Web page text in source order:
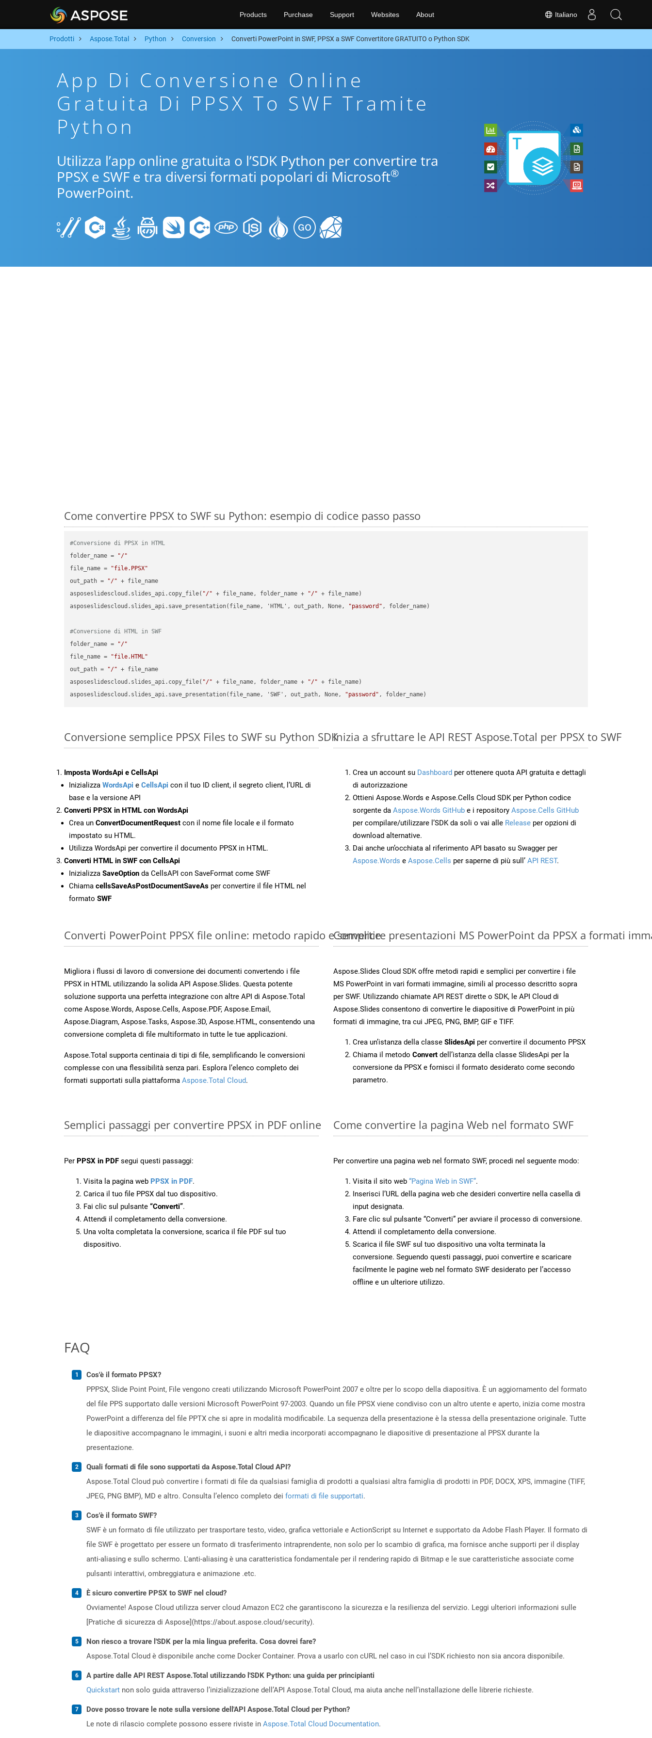
Italiano
Products Purchase Support Websites About
Prodotti Aspose.Total Python Conversion Converti PowerPoint in SWF, PPSX a SWF Convertitore GRATUITO o Python SDK
App Di Conversione Online
Gratuita Di PPSX To SWF Tramite
Python
Utilizza l’app online gratuita o l’SDK Python per convertire tra
PPSX e SWF e tra diversi formati popolari di Microsoft®
PowerPoint.
Come convertire PPSX to SWF su Python: esempio di codice passo passo
#Conversione di PPSX in HTML
folder_name =
"/"
file_name =
"file.PPSX"
out_path =
"/" + file_name
asposeslidescloud.slides_api.copy_file( "/" + file_name, folder_name + "/" + file_name)
asposeslidescloud.slides_api.save_presentation(file_name, 'HTML', out_path, None,
"password" , folder_name)
#Conversione di HTML in SWF
folder_name =
"/"
file_name =
"file.HTML"
out_path =
"/" + file_name
asposeslidescloud.slides_api.copy_file( "/" + file_name, folder_name + "/" + file_name)
asposeslidescloud.slides_api.save_presentation(file_name, 'SWF', out_path, None,
"password"
Conversione semplice PPSX Files to SWF su Python SDK
Imposta WordsApi e CellsApi
Inizializza WordsApi e CellsApi con il tuo ID client, il segreto client, l’URL di
base e la versione API
Converti PPSX in HTML con WordsApi
Crea un ConvertDocumentRequest con il nome file locale e il formato
impostato su HTML.
Utilizza WordsApi per convertire il documento PPSX in HTML.
Converti HTML in SWF con CellsApi
Inizializza SaveOption da CellsAPI con SaveFormat come SWF
Chiama cellsSaveAsPostDocumentSaveAs per convertire il file HTML nel
formato SWF
Inizia a sfruttare le API REST Aspose.Total per PPSX to SWF
Crea un account su Dashboard per ottenere quota API gratuita e dettagli
di autorizzazione
Ottieni Aspose.Words e Aspose.Cells Cloud SDK per Python codice
sorgente da Aspose.Words GitHub e i repository Aspose.Cells GitHub
per compilare/utilizzare l’SDK da soli o vai alle Release per opzioni di
download alternative.
Dai anche un’occhiata al riferimento API basato su Swagger per
Aspose.Words e Aspose.Cells per saperne di più sull’ API REST.
Converti PowerPoint PPSX file online: metodo rapido e semplice
Migliora i flussi di lavoro di conversione dei documenti convertendo i file
PPSX in HTML utilizzando la solida API Aspose.Slides. Questa potente
soluzione supporta una perfetta integrazione con altre API di Aspose.Total
come Aspose.Words, Aspose.Cells, Aspose.PDF, Aspose.Email,
Aspose.Diagram, Aspose.Tasks, Aspose.3D, Aspose.HTML, consentendo una
conversione completa di file multiformato in tutte le tue applicazioni.
Aspose.Total supporta centinaia di tipi di file, semplificando le conversioni
complesse con una flessibilità senza pari. Esplora l’elenco completo dei
formati supportati sulla piattaforma Aspose.Total Cloud.
Convertire presentazioni MS PowerPoint da PPSX a formati
Aspose.Slides Cloud SDK offre metodi rapidi e semplici per convertire i file
MS PowerPoint in vari formati immagine, simili al processo descritto sopra
per SWF. Utilizzando chiamate API REST dirette o SDK, le API Cloud di
Aspose.Slides consentono di convertire le diapositive di PowerPoint in più
formati di immagine, tra cui JPEG, PNG, BMP, GIF e TIFF.
Crea un’istanza della classe SlidesApi per convertire il documento PPSX
Chiama il metodo Convert dell’istanza della classe SlidesApi per la
conversione da PPSX e fornisci il formato desiderato come secondo
parametro.
Semplici passaggi per convertire PPSX in PDF online
Per PPSX in PDF segui questi passaggi:
Visita la pagina web PPSX in PDF.
Carica il tuo file PPSX dal tuo dispositivo.
Fai clic sul pulsante “Converti”.
Attendi il completamento della conversione.
Una volta completata la conversione, scarica il file PDF sul tuo
dispositivo.
Come convertire la pagina Web nel formato SWF
Per convertire una pagina web nel formato SWF, procedi nel seguente modo:
Visita il sito web “Pagina Web in SWF”.
Inserisci l’URL della pagina web che desideri convertire nella casella di
input designata.
Fare clic sul pulsante “Converti” per avviare il processo di conversione.
Attendi il completamento della conversione.
Scarica il file SWF sul tuo dispositivo una volta terminata la
conversione. Seguendo questi passaggi, puoi convertire e scaricare
facilmente le pagine web nel formato SWF desiderato per l’accesso
offline e un ulteriore utilizzo.
FAQ
Cos'è il formato PPSX?
PPPSX, Slide Point Point, File vengono creati utilizzando Microsoft PowerPoint 2007 e oltre per lo scopo della diapositiva. È un aggiornamento del formato
del file PPS supportato dalle versioni Microsoft PowerPoint 97-2003. Quando un file PPSX viene condiviso con un altro utente e aperto, inizia come mostra
PowerPoint a differenza del file PPTX che si apre in modalità modificabile. La sequenza della presentazione è la stessa della presentazione originale. Tutte
le diapositive accompagnano le immagini, i suoni e altri media incorporati accompagnano le diapositive di presentazione al PPSX durante la
presentazione.
Quali formati di file sono supportati da Aspose.Total Cloud API?
Aspose.Total Cloud può convertire i formati di file da qualsiasi famiglia di prodotti a qualsiasi altra famiglia di prodotti in PDF, DOCX, XPS, immagine (TIFF,
JPEG, PNG BMP), MD e altro. Consulta l’elenco completo dei formati di file supportati.
Cos'è il formato SWF?
SWF è un formato di file utilizzato per trasportare testo, video, grafica vettoriale e ActionScript su Internet e supportato da Adobe Flash Player. Il formato di
file SWF è progettato per essere un formato di trasferimento intraprendente, non solo per lo scambio di grafica, ma fornisce anche supporti per il display
anti-aliasing e sullo schermo. L'anti-aliasing è una caratteristica fondamentale per il rendering rapido di Bitmap e le sue caratteristiche associate come
pulsanti interattivi, ombreggiatura e animazione .etc.
È sicuro convertire PPSX to SWF nel cloud?
Ovviamente! Aspose Cloud utilizza server cloud Amazon EC2 che garantiscono la sicurezza e la resilienza del servizio. Leggi ulteriori informazioni sulle
[Pratiche di sicurezza di Aspose](https://about.aspose.cloud/security).
Non riesco a trovare l'SDK per la mia lingua preferita. Cosa dovrei fare?
Aspose.Total Cloud è disponibile anche come Docker Container. Prova a usarlo con cURL nel caso in cui l’SDK richiesto non sia ancora disponibile.
A partire dalle API REST Aspose.Total utilizzando l'SDK Python: una guida per principianti
Quickstart non solo guida attraverso l’inizializzazione dell’API Aspose.Total Cloud, ma aiuta anche nell’installazione delle librerie richieste.
Dove posso trovare le note sulla versione dell'API Aspose.Total Cloud per Python?
Le note di rilascio complete possono essere riviste in Aspose.Total Cloud Documentation.